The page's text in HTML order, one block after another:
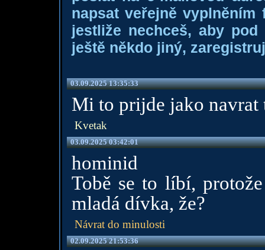
napsat veřejně
jestliže nechceš, aby
ještě někdo jiný,
03.09.2025 13:35:33
Mi to prijde jako navrat
Kvetak
03.09.2025 03:42:01
hominid
Tobě se to líbí,
mladá dívka, že?
Návrat do minulosti
02.09.2025 21:53:36